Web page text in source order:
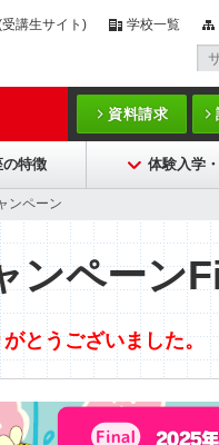
講生サイト) 学校一覧
資料請求
の特徴 体験入学
ンペーン
ンペーン
とうございました。